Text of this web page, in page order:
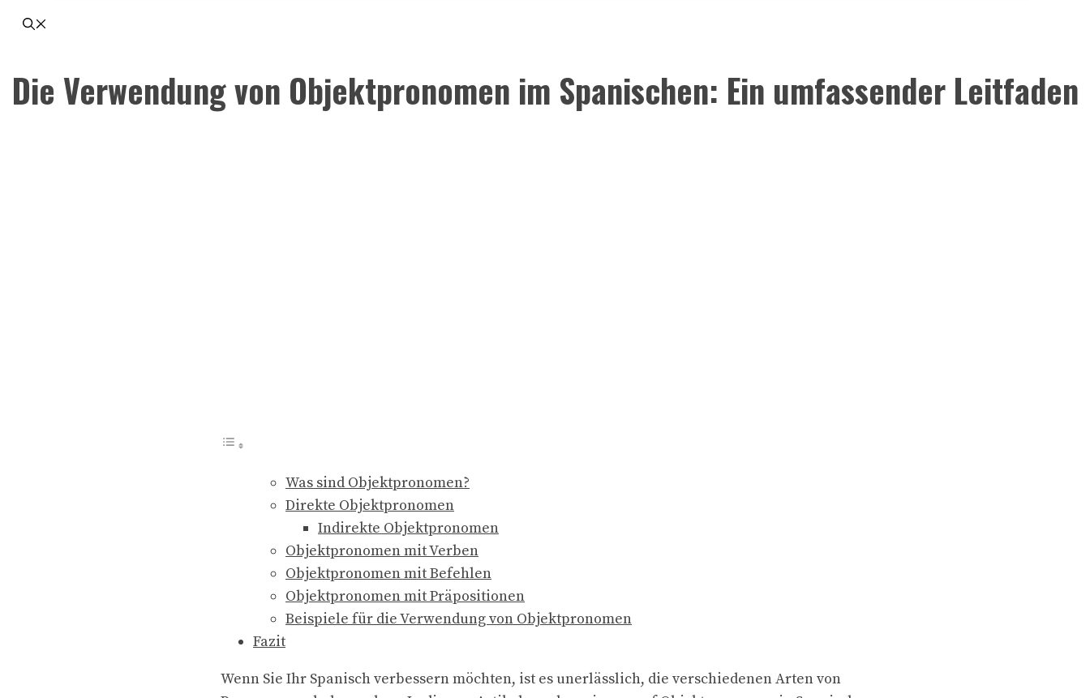
Die Verwendung von Objektpronomen im Spanischen: Ein umfassender Leitfaden
Was sind Objektpronomen?
Direkte Objektpronomen
Indirekte Objektpronomen
Objektpronomen mit Verben
Objektpronomen mit Befehlen
Objektpronomen mit Präpositionen
Beispiele für die Verwendung von Objektpronomen
Fazit
Wenn Sie Ihr Spanisch verbessern möchten, ist es unerlässlich, die verschiedenen Arten von